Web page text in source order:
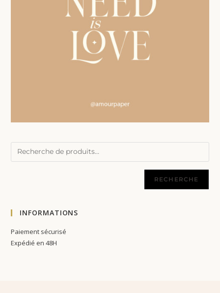
RECHERCHE
INFORMATIONS
Paiement sécurisé
Expédié en 48H